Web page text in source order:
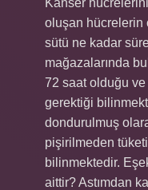
Kanser
oluşan hücrelerin
sütü ne kadar
mağazalarında
72 saat olduğu
gerektiği
dondurulmuş
pişirilmeden
bilinmektedir.
aittir? Astımdan